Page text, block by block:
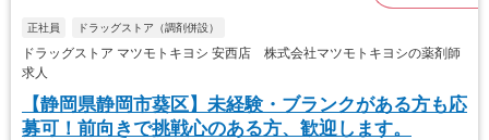
正社員 ドラッグストア（調剤併設）
ドラッグストア マツモトキヨシ 安西店 株式会社マツモトキヨシの薬剤師
求人
【静岡県静岡市葵区】未経験・ブランクがある方も応
募可！前向きで挑戦心のある方、歓迎します。